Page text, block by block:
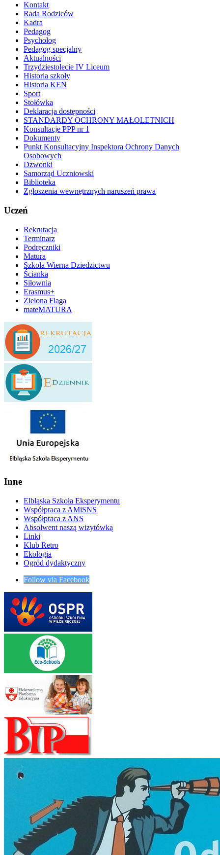
Kontakt
Rada Rodziców
Kadra
Pedagog
Psycholog
Pedagog specjalny
Aktualności
Trzydziestolecie IV Liceum
Historia szkoły
Historia KEN
Sport
Stołówka
Deklaracja dostępności
STANDARDY OCHRONY MAŁOLETNICH
Konsultacje PPP nr 1
Dokumenty
Punkt Konsultacyjny Inspektora Ochrony Danych
Osobowych
Dzwonki
Samorząd Uczniowski
Biblioteka
Zgłoszenia wewnętrznych naruszeń prawa
Uczeń
Rekrutacja
Terminarz
Podręczniki
Matura
Szkoła Wierna Dziedzictwu
Ścianka
Siłownia
Erasmus+
Zielona Flaga
mateMATURA
Inne
Elbląska Szkoła Eksperymentu
Współpraca z AMiSNS
Współpraca z ANS
Absolwent naszą wizytówką
Linki
Klub Retro
Ekologia
Ogród dydaktyczny
Follow via Facebook